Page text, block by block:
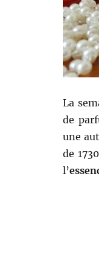
La
de
une
de
l’